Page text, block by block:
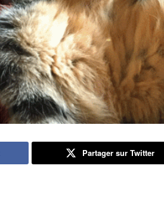
Partager sur Twitter